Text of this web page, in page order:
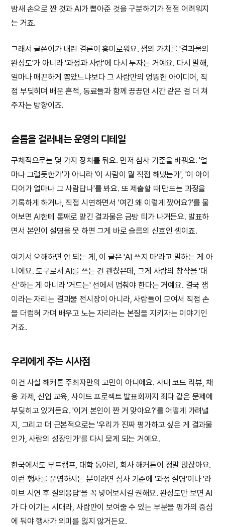
밤새 손으로 짠 것과 AI가 뽑아준 것을 구분하기가 점점 어려워지
는 거죠.
그래서 글쓴이가 내린 결론이 흥미로워요. 잼의 가치를 '결과물의
완성도'가 아니라 '과정과 사람'에 다시 두자는 거예요. 다시 말해,
얼마나 매끈하게 뽑았느냐보다 그 사람만의 엉뚱한 아이디어, 직
접 부딪히며 배운 흔적, 동료들과 함께 끙끙댄 시간 같은 걸 더 쳐
주자는 방향이죠.
슬롭을 걸러내는 운영의 디테일
구체적으로는 몇 가지 장치를 둬요. 먼저 심사 기준을 바꿔요. '얼
마나 그럴듯한가'가 아니라 '이 사람이 뭘 직접 해냈는가', '이 아이
디어가 얼마나 그 사람답나'를 봐요. 또 제출할 때 만드는 과정을
기록하게 하거나, 직접 시연하면서 '여긴 왜 이렇게 짰어요?'를 물
어보면 AI한테 통째로 맡긴 결과물은 금방 티가 나거든요. 발표하
면서 본인이 설명을 못 하면 그게 바로 슬롭의 신호인 셈이죠.
여기서 오해하면 안 되는 게, 이 글은 'AI 쓰지 마'라고 말하는 게 아
니에요. 도구로서 AI를 쓰는 건 괜찮은데, 그게 사람의 창작을 '대
신'하는 게 아니라 '거드는' 선에서 멈춰야 한다는 거예요. 결국 잼
이라는 자리는 결과물 전시장이 아니라, 사람들이 모여서 직접 손
을 더럽혀 가며 배우고 노는 자리라는 본질을 지키자는 이야기인
거죠.
우리에게 주는 시사점
이건 사실 해커톤 주최자만의 고민이 아니에요. 사내 코드 리뷰, 채
용 과제, 신입 교육, 사이드 프로젝트 발표회까지 죄다 같은 문제에
부딪히고 있거든요. '이거 본인이 짠 거 맞아요?'를 어떻게 가려낼
지, 그리고 더 근본적으로는 '우리가 진짜 평가하고 싶은 게 결과물
인가, 사람의 성장인가'를 다시 묻게 되는 거예요.
한국에서도 부트캠프, 대학 동아리, 회사 해커톤이 정말 많잖아요.
이런 행사를 운영하시는 분이라면 심사 기준에 '과정 설명'이나 '라
이브 시연 후 질의응답'을 꼭 넣어보시길 권해요. 완성도만 보면 AI
가 다 이기는 시대라, 사람만이 보여줄 수 있는 부분을 평가의 중심
에 둬야 행사가 의미를 잃지 않거든요.